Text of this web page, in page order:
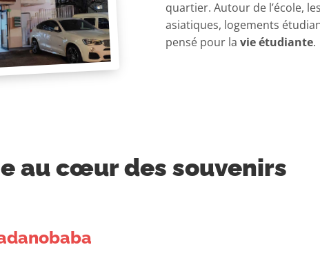
quartier. Autour de l’école,
asiatiques, logements
pensé pour lavie étudiante.
au cœur des souvenirs